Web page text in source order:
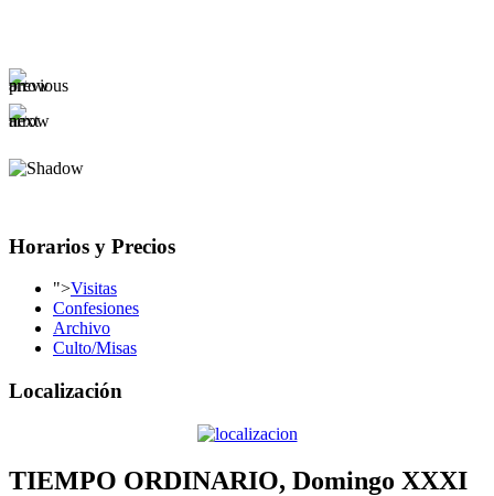
Horarios y Precios
">Visitas
Confesiones
Archivo
Culto/Misas
Localización
TIEMPO ORDINARIO, Domingo XXXI